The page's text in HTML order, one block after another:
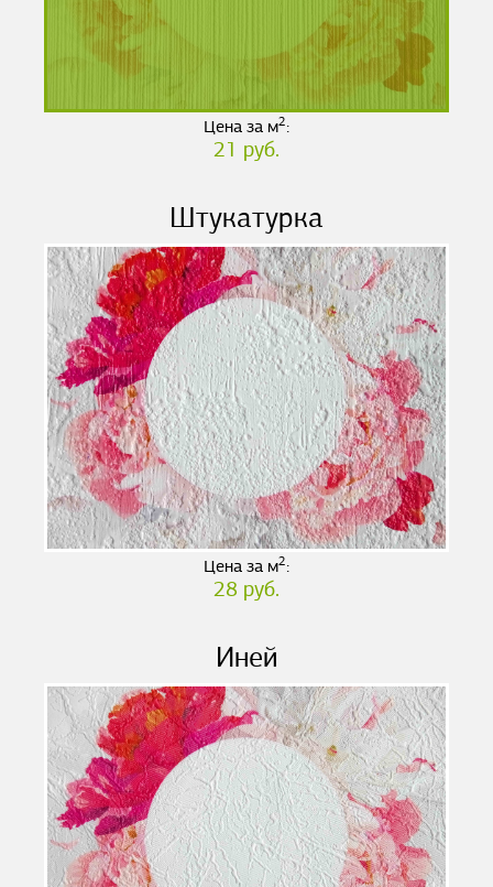
Цена за м2:
21 руб.
Штукатурка
Цена за м2:
28 руб.
Иней